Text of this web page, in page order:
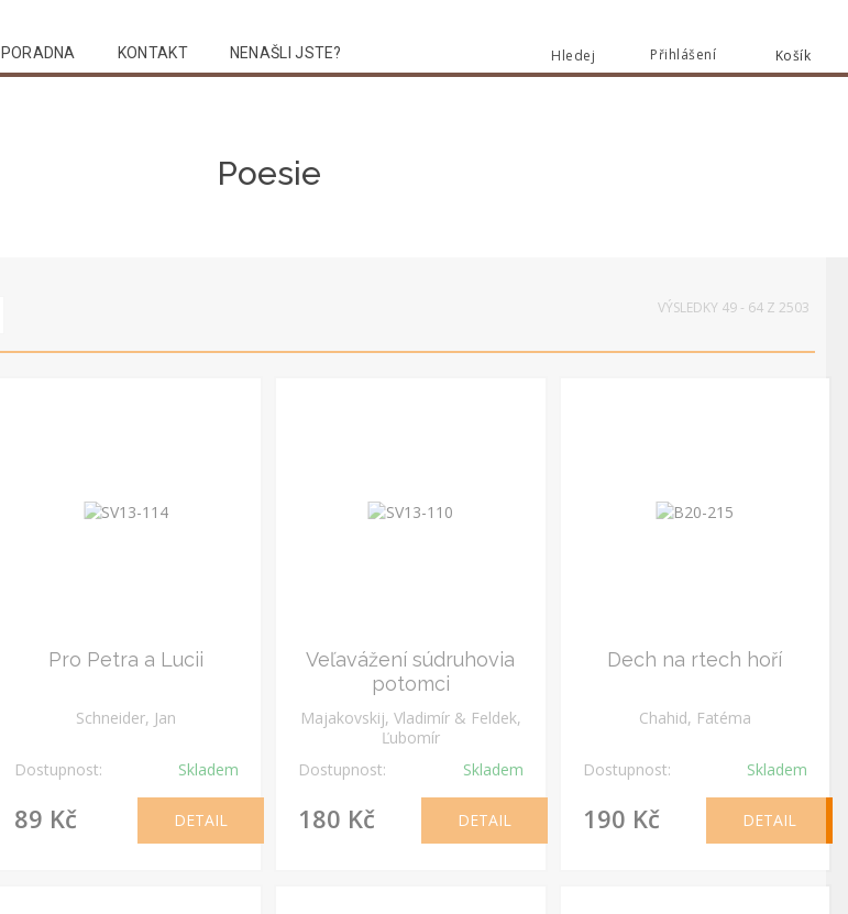
Košík
Přihlášení
Hledej
PORADNA KONTAKT NENAŠLI JSTE?
Poesie
VÝSLEDKY 49 - 64 Z 2503
Pro Petra a Lucii
Schneider, Jan
Dostupnost: Skladem
89 Kč DETAIL
Veľavážení súdruhovia
potomci
Majakovskij, Vladimír & Feldek,
Ľubomír
Dostupnost:
Skladem
180 Kč DETAIL
Dech na rtech hoří
Chahid, Fatéma
Dostupnost: Skladem
190 Kč DETAIL